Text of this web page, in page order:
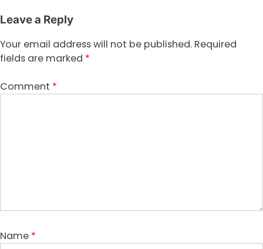
Leave a Reply
Your email address will not be published. Required
fields are marked *
Comment *
Name *